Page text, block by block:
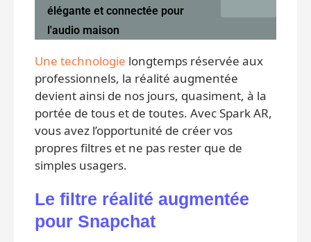
élégante et connectée pour
l'audio maison
Une technologie longtemps réservée aux
professionnels, la réalité augmentée
devient ainsi de nos jours, quasiment, à la
portée de tous et de toutes. Avec Spark AR,
vous avez l’opportunité de créer vos
propres filtres et ne pas rester que de
simples usagers.
Le filtre réalité augmentée
pour Snapchat